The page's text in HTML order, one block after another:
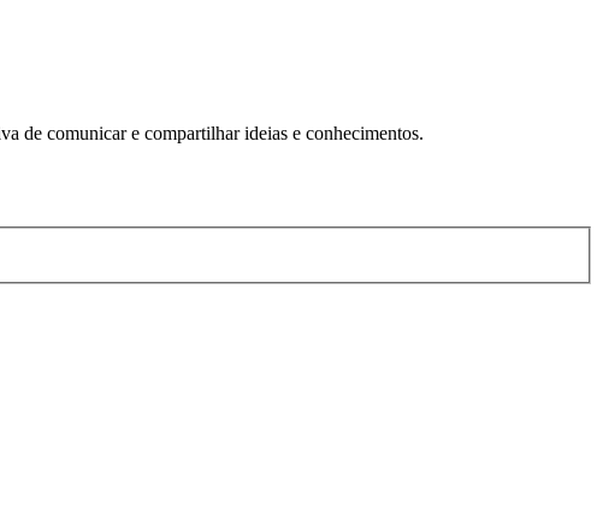
de comunicar e compartilhar ideias e conhecimentos.